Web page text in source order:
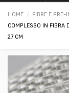
HOME FIBRE E PRE-
COMPLESSO IN FIBRA
27 CM